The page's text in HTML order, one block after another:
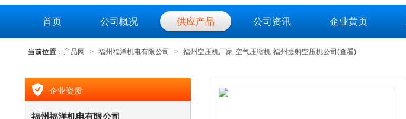
首页 公司概况 供应产品 公司资讯 企业黄页
当前位置： 产品网 > 福州福洋机电有限公司 > 福州空压机厂家-空气压缩机-福州捷豹空压机公司(查看)
企业资质
福州福洋机电有限公司